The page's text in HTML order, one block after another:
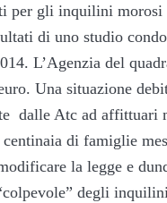
per gli inquilini
di uno studio
L’Agenzia del
Una situazione
dalle Atc ad affittuari
di famiglie
la legge e
degli